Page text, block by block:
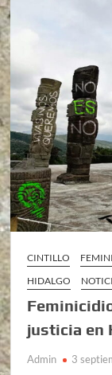
CINTILLO
HIDALGO
justicia en
Admin 3